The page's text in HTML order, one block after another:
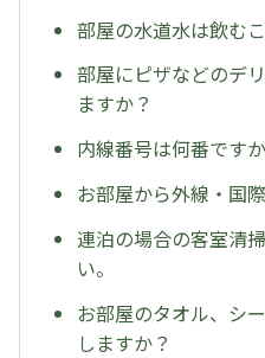
部屋の水道水は飲む
部屋にピザなどのデ
ますか？
内線番号は何番です
お部屋から外線・国
連泊の場合の客室清
い。
お部屋のタオル、シ
しますか？